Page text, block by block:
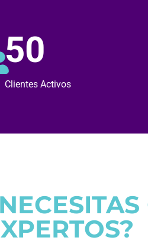
50
Clientes Activos